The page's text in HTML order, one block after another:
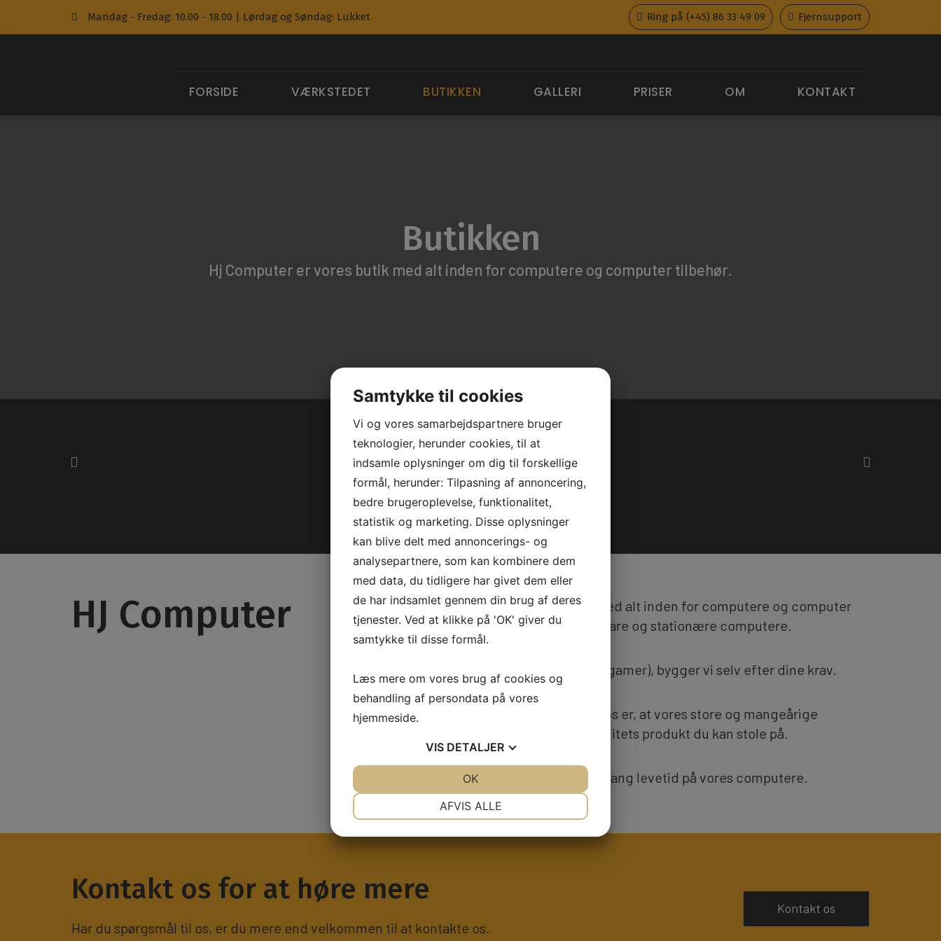
Mandag - Fredag: 10.00 - 18.00 | Lørdag og Søndag: Lukket Ring på (+45) 86 33 49 09 Fjernsupport
FORSIDE VÆRKSTEDET BUTIKKEN GALLERI PRISER OM KONTAKT
Butikken
Hj Computer er vores butik med alt inden for computere og computer tilbehør.
Super hurtig service og til rimelige priser
Anja Hansen
HJ Computer
Hj Computer er vores butik med alt inden for computere og computer
tilbehør. Vi sælger både bærbare og stationære computere.
Stationære computere (også gamer), bygger vi selv efter dine krav.
Fordelen ved at købe PC hos os er, at vores store og mangeårige
erfaring giver dig et godt kvalitets produkt du kan stole på.
Vi er kendt for høj kvalitet og lang levetid på vores computere.
Kontakt os for at høre mere
Har du spørgsmål til os, er du mere end velkommen til at kontakte os.
Kontakt os
Samtykke til cookies
Vi og vores samarbejdspartnere bruger
teknologier, herunder cookies, til at
indsamle oplysninger om dig til forskellige
formål, herunder: Tilpasning af annoncering,
bedre brugeroplevelse, funktionalitet,
statistik og marketing. Disse oplysninger
kan blive delt med annoncerings- og
analysepartnere, som kan kombinere dem
med data, du tidligere har givet dem eller
de har indsamlet gennem din brug af deres
tjenester. Ved at klikke på 'OK' giver du
samtykke til disse formål.
Læs mere om vores brug af cookies og
behandling af persondata på vores
hjemmeside.
VIS DETALJER
AFVIS ALLE
OK